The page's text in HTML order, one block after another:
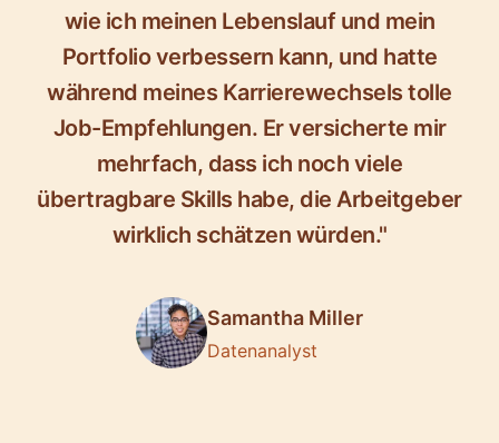
wie ich meinen Lebenslauf und mein
Portfolio verbessern kann, und hatte
während meines Karrierewechsels tolle
Job-Empfehlungen. Er versicherte mir
mehrfach, dass ich noch viele
übertragbare Skills habe, die Arbeitgeber
wirklich schätzen würden."
Samantha Miller
Datenanalyst